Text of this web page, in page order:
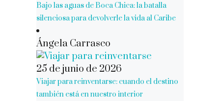
Bajo las aguas de Boca Chica: la batalla
silenciosa para devolverle la vida al Caribe
Ángela Carrasco
25 de junio de 2026
Viajar para reinventarse: cuando el destino
también está en nuestro interior